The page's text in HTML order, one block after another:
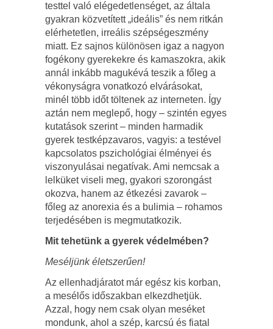
testtel való elégedetlenséget, az általa
gyakran közvetített „ideális” és nem ritkán
elérhetetlen, irreális szépségeszmény
miatt. Ez sajnos különösen igaz a nagyon
fogékony gyerekekre és kamaszokra, akik
annál inkább magukévá teszik a főleg a
vékonyságra vonatkozó elvárásokat,
minél több időt töltenek az interneten. Így
aztán nem meglepő, hogy – szintén egyes
kutatások szerint – minden harmadik
gyerek testképzavaros, vagyis: a testével
kapcsolatos pszichológiai élményei és
viszonyulásai negatívak. Ami nemcsak a
lelküket viseli meg, gyakori szorongást
okozva, hanem az étkezési zavarok –
főleg az anorexia és a bulimia – rohamos
terjedésében is megmutatkozik.
Mit tehetünk a gyerek védelmében?
Meséljünk életszerűen!
Az ellenhadjáratot már egész kis korban,
a mesélős időszakban elkezdhetjük.
Azzal, hogy nem csak olyan meséket
mondunk, ahol a szép, karcsú és fiatal